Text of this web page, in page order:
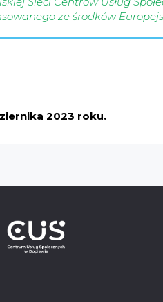
ze środków
2023 roku.